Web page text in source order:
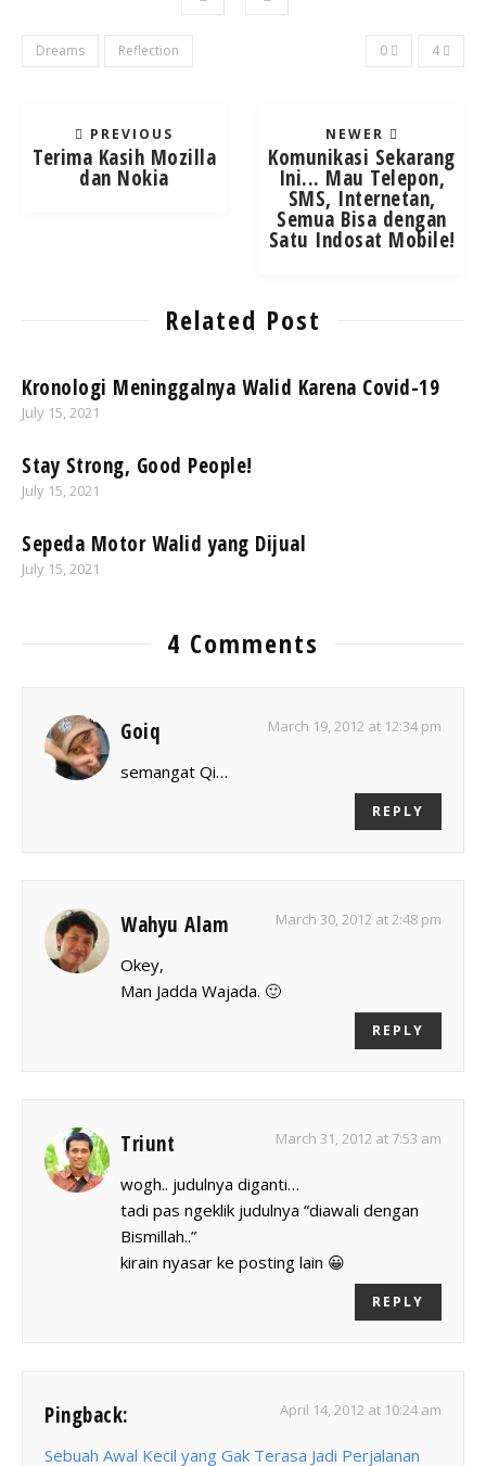
Dreams Reflection 0 4
PREVIOUS
Terima Kasih Mozilla
dan Nokia
NEWER
Komunikasi Sekarang
Ini... Mau Telepon,
SMS, Internetan,
Semua Bisa dengan
Satu Indosat Mobile!
Related Post
Kronologi Meninggalnya Walid Karena Covid-19
July 15, 2021
Stay Strong, Good People!
July 15, 2021
Sepeda Motor Walid yang Dijual
July 15, 2021
4 Comments
Goiq March 19, 2012 at 12:34 pm
semangat Qi…
REPLY
Wahyu Alam March 30, 2012 at 2:48 pm
Okey,
Man Jadda Wajada. 🙂
REPLY
Triunt March 31, 2012 at 7:53 am
wogh.. judulnya diganti…
tadi pas ngeklik judulnya “diawali dengan
Bismillah..”
kirain nyasar ke posting lain 😀
REPLY
Pingback: April 14, 2012 at 10:24 am
Sebuah Awal Kecil yang Gak Terasa Jadi Perjalanan